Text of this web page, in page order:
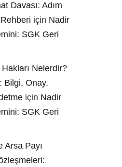
Davası: Adım
için Nadir
SGK Geri
Nelerdir?
Bilgi, Onay,
için Nadir
SGK Geri
Arsa Payı